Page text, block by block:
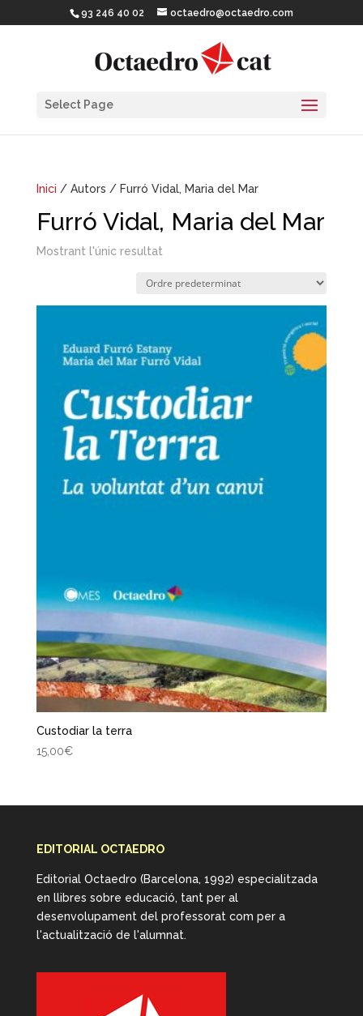
93 246 40 02 octaedro@octaedro.com
Select Page
Inici / Autors / Furró Vidal, Maria del Mar
Furró Vidal, Maria del Mar
Mostrant l'únic resultat
Custodiar la terra
15,00€
EDITORIAL OCTAEDRO
Editorial Octaedro (Barcelona, 1992) especialitzada
en llibres sobre educació, tant per al
desenvolupament del professorat com per a
l'actualització de l'alumnat.